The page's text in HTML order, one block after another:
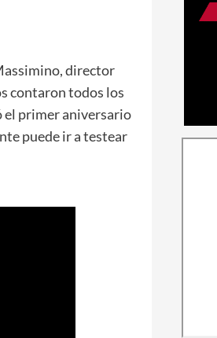
director
contaron todos los
el primer aniversario
puede ir a testear